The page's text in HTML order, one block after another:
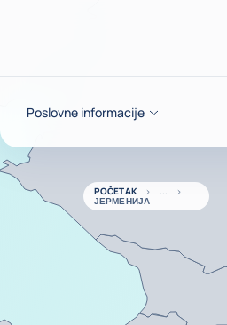
Poslovne informacije
POČETAK
ЈЕРМЕНИЈА